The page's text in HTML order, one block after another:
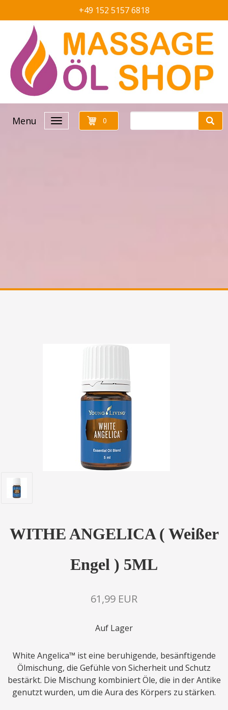
+49 152 5157 6818
Menu 0
WITHE ANGELICA ( Weißer
Engel ) 5ML
61,99 EUR
Auf Lager
White Angelica™ ist eine beruhigende, besänftigende
Ölmischung, die Gefühle von Sicherheit und Schutz
bestärkt. Die Mischung kombiniert Öle, die in der Antike
genutzt wurden, um die Aura des Körpers zu stärken.